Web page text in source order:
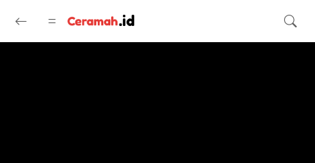
Langsung ke konten utama